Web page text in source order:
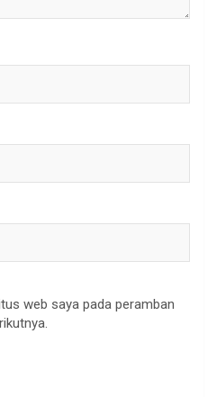
web saya pada peramban